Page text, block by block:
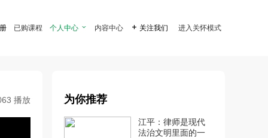
已购课程 个人中心  内容中心  关注我们 进入关怀模式
播放 为你推荐
江平：律师是现代
法治文明里面的一